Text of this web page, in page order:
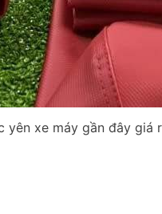
xe máy gần đây giá